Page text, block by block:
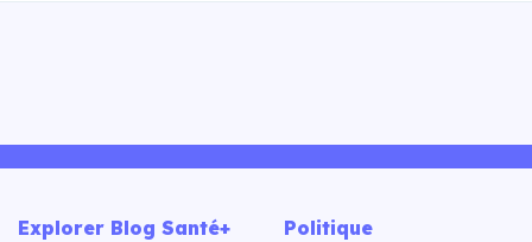
Explorer Blog Santé+ Politique